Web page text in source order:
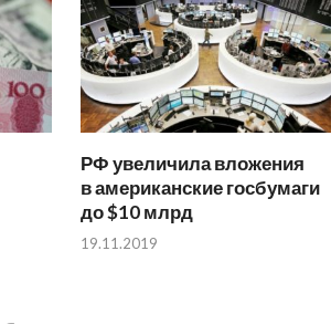
РФ увеличила вложения
в американские госбумаги
до $10 млрд
19.11.2019